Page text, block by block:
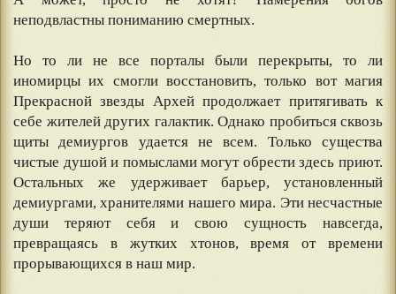
неподвластны пониманию смертных.
Но то ли не все порталы были перекрыты, то ли
иномирцы их смогли восстановить, только вот магия
Прекрасной звезды Архей продолжает притягивать к
себе жителей других галактик. Однако пробиться сквозь
щиты демиургов удается не всем. Только существа
чистые душой и помыслами могут обрести здесь приют.
Остальных же удерживает барьер, установленный
демиургами, хранителями нашего мира. Эти несчастные
души теряют себя и свою сущность навсегда,
превращаясь в жутких хтонов, время от времени
прорывающихся в наш мир.